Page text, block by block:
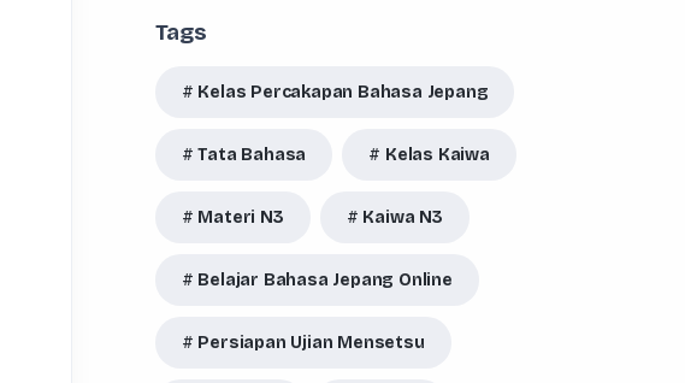
Tags
Kelas Percakapan Bahasa Jepang
Tata Bahasa Kelas Kaiwa
Materi N3 Kaiwa N3
Belajar Bahasa Jepang Online
Persiapan Ujian Mensetsu